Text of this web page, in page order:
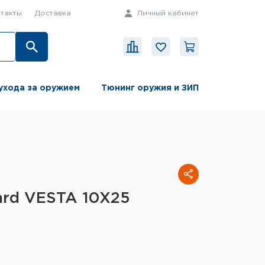
Доставка Личный кабинет
за оружием Тюнинг оружия и ЗИП
VESTA 10X25